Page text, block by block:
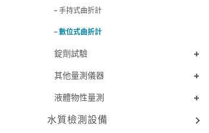
手持式曲折計
數位式曲折計
錠劑試驗
其他量測儀器
液體物性量測
水質檢測設備